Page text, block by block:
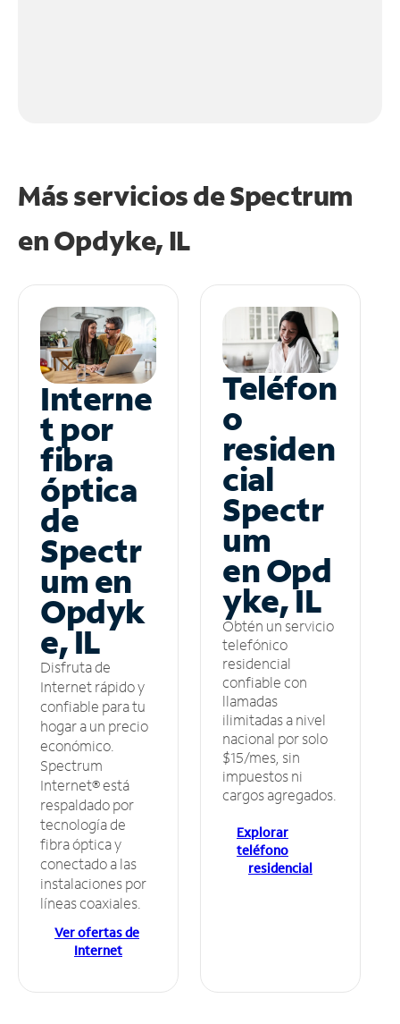
Más servicios de Spectrum
enOpdyke, IL
Interne
t por
fibra
óptica
de
Spectr
um en
Opdyk
e, IL
Disfruta de
Internet rápido y
confiable para tu
hogar a un precio
económico.
Spectrum
Internet® está
respaldado por
tecnología de
fibra óptica y
conectado a las
instalaciones por
líneas coaxiales.
Ver ofertas de
Internet
Teléfon
o
residen
cial
Spectr
um
en Opd
yke, IL
Obtén un servicio
telefónico
residencial
confiable con
llamadas
ilimitadas a nivel
nacional por solo
$15/mes, sin
impuestos ni
cargos agregados.
Explorar
teléfono
residencial